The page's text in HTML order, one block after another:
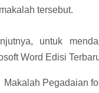
tersebut.
untuk
Word Edisi
Makalah Pegadaian